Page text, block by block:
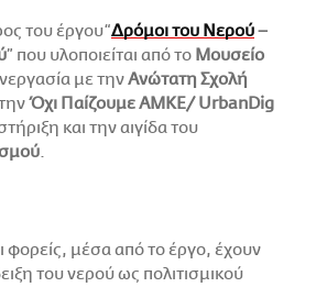
του έργου “Δρόμοι του Νερού–
” που υλοποιείται από το Μουσείο
με τηνΑνώτατη Σχολή
Όχι Παίζουμε ΑΜΚΕ/ UrbanDig
και την αιγίδα του
.
φορείς, μέσα από το έργο, έχουν
του νερού ως πολιτισμικού